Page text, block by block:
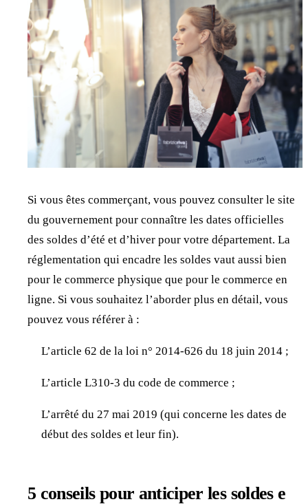
Si vous êtes commerçant, vous pouvez consulter le site
du gouvernement pour connaître les dates officielles
des soldes d’été et d’hiver pour votre département. La
réglementation qui encadre les soldes vaut aussi bien
pour le commerce physique que pour le commerce en
ligne. Si vous souhaitez l’aborder plus en détail, vous
pouvez vous référer à :
L’article 62 de la loi n° 2014-626 du 18 juin 2014 ;
L’article L310-3 du code de commerce ;
L’arrêté du 27 mai 2019 (qui concerne les dates de
début des soldes et leur fin).
5 conseils pour anticiper les soldes e